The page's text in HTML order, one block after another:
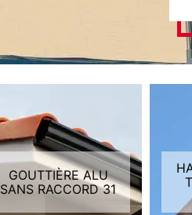
GOUTTIÈRE ALU
SANS RACCORD 31